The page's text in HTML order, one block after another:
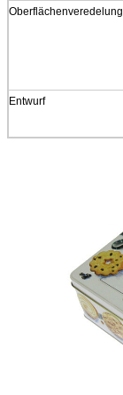
Oberflächenveredelung
Entwurf